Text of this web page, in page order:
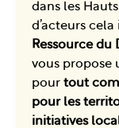
dans les
d’acteurs
Ressource
vous propose
pour tout
pour les
initiatives